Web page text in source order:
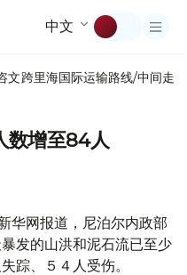
中文
文跨里海国际运输路线/中间走廊
数增至84人
华网报道，尼泊尔内政部
发的山洪和泥石流已至少
踪、５４人受伤。